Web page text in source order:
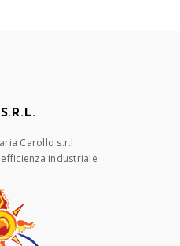
S.R.L.
Carollo s.r.l.
industriale